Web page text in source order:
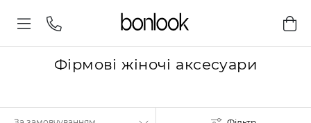
Фірмові жіночі аксесуари